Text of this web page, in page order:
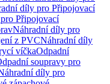
díly pro Připojovací
Připojovací
Náhradní díly pro
z PVCNáhradní díly
víčkaOdpadní
soupravy pro
díly pro